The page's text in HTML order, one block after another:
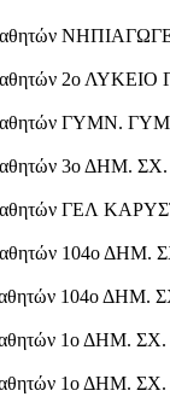
μαθητών
μαθητών 2ο
μαθητών ΓΥΜΝ.
μαθητών 3ο ΔΗΜ.
μαθητών ΓΕΛ
104ο
104ο
μαθητών 1ο ΔΗΜ.
1ο ΔΗΜ.